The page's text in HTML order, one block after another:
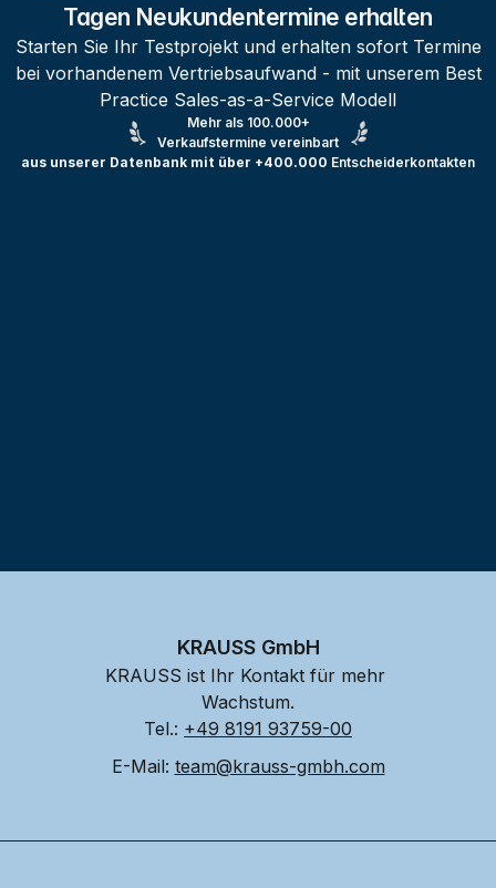
Tagen Neukundentermine erhalten
Starten Sie Ihr Testprojekt und erhalten sofort Termine
bei vorhandenem Vertriebsaufwand - mit unserem Best
Practice Sales-as-a-Service Modell
Mehr als 100.000+
Verkaufstermine vereinbart
aus unserer Datenbank mit über +400.000 Entscheiderkontakten
KRAUSS GmbH
KRAUSS ist Ihr Kontakt für mehr
Wachstum.
Tel.: +49 8191 93759-00
E-Mail: team@krauss-gmbh.com